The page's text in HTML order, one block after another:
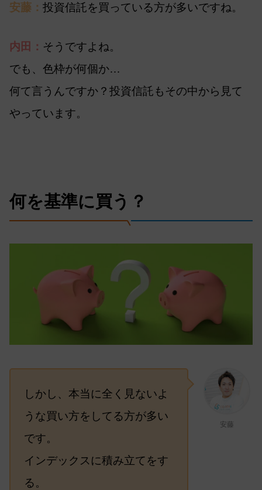
安藤： 投資信託を買っている方が多いですね。
内田： そうですよね。
でも、色枠が何個か…
何て言うんですか？投資信託もその中から見て
やっています。
何を基準に買う？
安藤
しかし、本当に全く見ないよ
うな買い方をしてる方が多い
です。
インデックスに積み立てをす
る。